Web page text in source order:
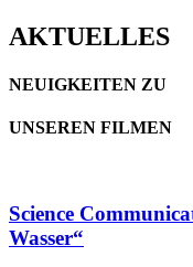
AKTUELLES
NEUIGKEITEN ZU
UNSEREN FILMEN
Science
Wasser“